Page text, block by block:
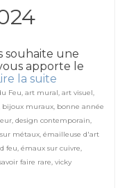
souhaite une
apporte le
la suite
Feu, art mural, art visuel,
bijoux muraux, bonne année
, design contemporain,
métaux, émailleuse d'art
feu, émaux sur cuivre,
faire rare, vicky